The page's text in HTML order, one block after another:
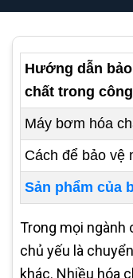
Hướng dẫn
chất trong
Máy bơm hóa
Cách để bảo vệ
Sản phẩm của
Trong mọi ngành
chủ yếu là
khác. Nhiều hóa